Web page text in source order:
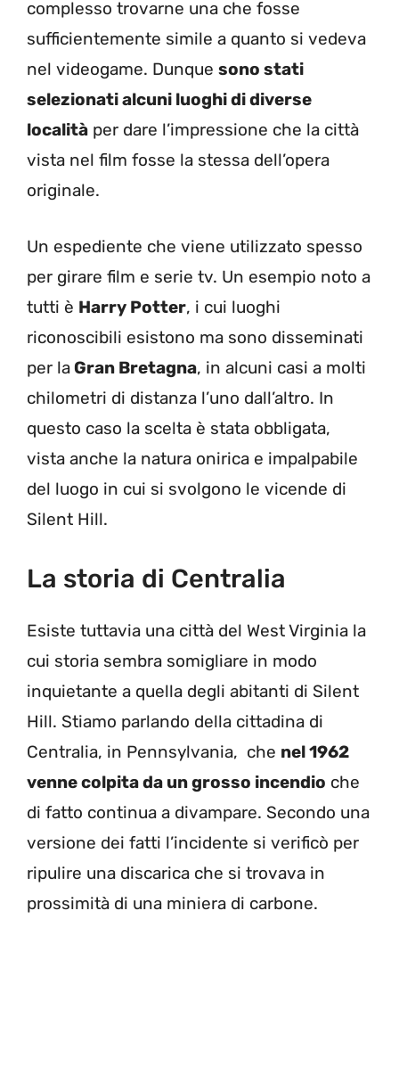
complesso trovarne una che fosse
sufficientemente simile a quanto si vedeva
nel videogame. Dunque sono stati
selezionati alcuni luoghi di diverse
località per dare l’impressione che la città
vista nel film fosse la stessa dell’opera
originale.
Un espediente che viene utilizzato spesso
per girare film e serie tv. Un esempio noto a
tutti è Harry Potter, i cui luoghi
riconoscibili esistono ma sono disseminati
per laGran Bretagna, in alcuni casi a molti
chilometri di distanza l’uno dall’altro. In
questo caso la scelta è stata obbligata,
vista anche la natura onirica e impalpabile
del luogo in cui si svolgono le vicende di
Silent Hill.
La storia di Centralia
Esiste tuttavia una città del West Virginia la
cui storia sembra somigliare in modo
inquietante a quella degli abitanti di Silent
Hill. Stiamo parlando della cittadina di
Centralia, in Pennsylvania, che nel 1962
venne colpita da un grosso incendio che
di fatto continua a divampare. Secondo una
versione dei fatti l’incidente si verificò per
ripulire una discarica che si trovava in
prossimità di una miniera di carbone.